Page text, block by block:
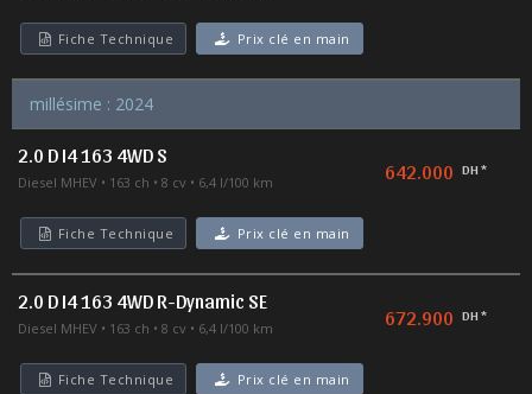
Fiche Technique Prix clé en main
millésime : 2024
2.0 D I4 163 4WD S
Diesel MHEV 163 ch 8 cv 6,4 l/100 km 642.000 DH *
Fiche Technique Prix clé en main
2.0 D I4 163 4WD R-Dynamic SE
Diesel MHEV 163 ch 8 cv 6,4 l/100 km 672.900 DH *
Fiche Technique Prix clé en main